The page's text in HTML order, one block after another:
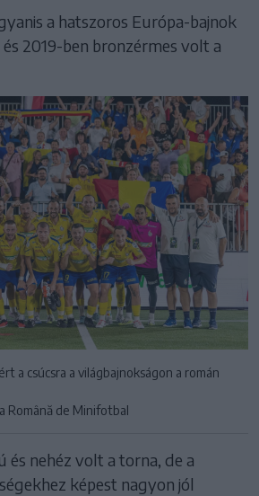
a hatszoros Európa-bajnok
2019-ben bronzérmes volt a
a csúcsra a világbajnokságon a román
Română de Minifotbal
és nehéz volt a torna, de a
képest nagyon jól